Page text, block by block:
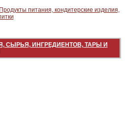
СЫРЬЯ, ИНГРЕДИЕНТОВ, ТАРЫ И